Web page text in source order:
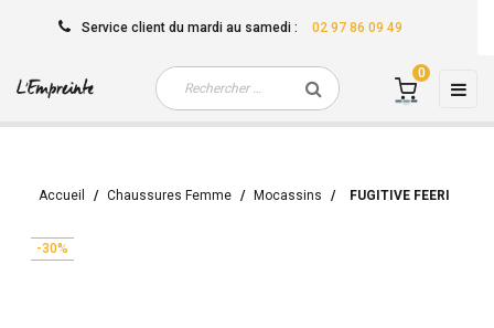
Service client du mardi au samedi : 02 97 86 09 49
☰
0
Accueil Chaussures Femme Mocassins FUGITIVE FEERI
-30%